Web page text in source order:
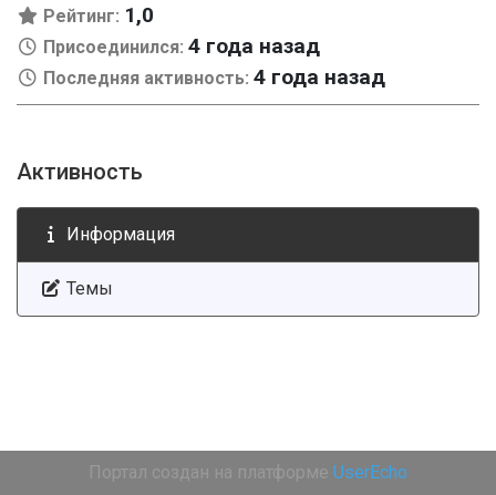
Рейтинг: 1,0
Присоединился: 4 года назад
Последняя активность: 4 года назад
Активность
Информация
Темы
Портал создан на платформе UserEcho